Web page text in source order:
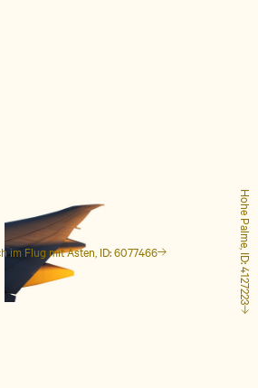
im Flug mit Ästen, ID: 6077466 Hohe Palme, ID: 4127223